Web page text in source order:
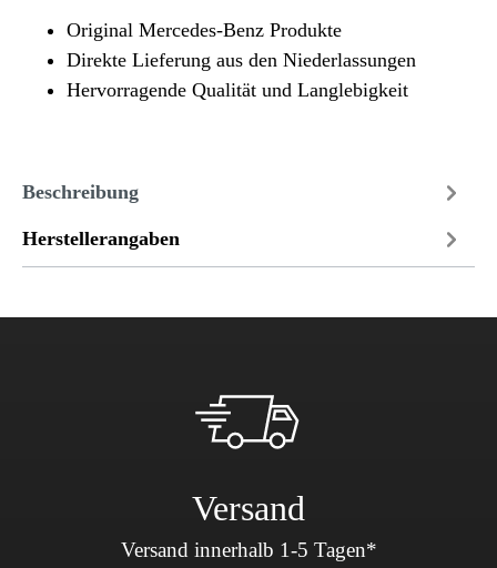
Original Mercedes-Benz Produkte
Direkte Lieferung aus den Niederlassungen
Hervorragende Qualität und Langlebigkeit
Beschreibung
Herstellerangaben
Versand
Versand innerhalb 1-5 Tagen*